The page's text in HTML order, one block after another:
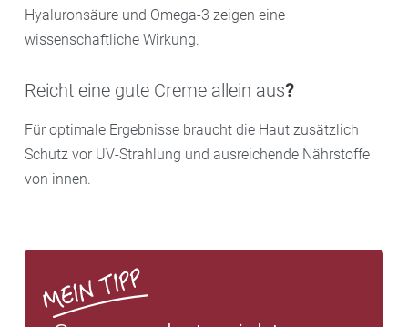
Hyaluronsäure und Omega-3 zeigen eine
wissenschaftliche Wirkung.
Reicht eine gute Creme allein aus?
Für optimale Ergebnisse braucht die Haut zusätzlich
Schutz vor UV-Strahlung und ausreichende Nährstoffe
von innen.